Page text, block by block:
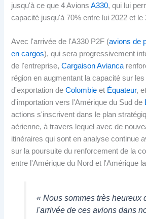
jusqu'à ce que 4 AvionsA330, qui lui
capacité jusqu'à 70% entre lui 2022 et le
Avec l'arrivée de l'A330 P2F (avions de
en cargos), qui sera progressivement
de l'entreprise,Cargaison Avianca
région en augmentant la capacité sur
d'exportation deColombie et Équateur,
d'importation vers l'Amérique du Sud de
actions s'inscrivent dans le plan
aérienne, à travers lequel avec de
itinéraires qui sont en analyse continue
sur la poursuite du renforcement de la
entre l'Amérique du Nord et l'Amérique
« Nous sommes très heureux
l'arrivée de ces avions dans